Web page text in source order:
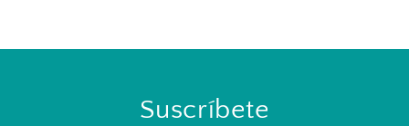
Suscríbete